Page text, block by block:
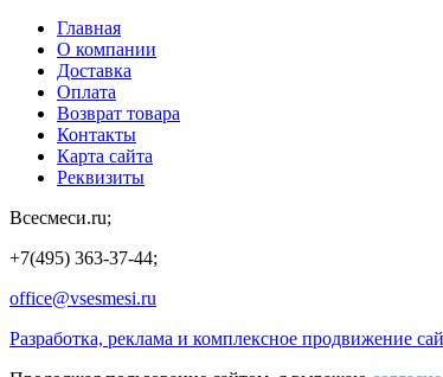
Главная
О компании
Доставка
Оплата
Возврат товара
Контакты
Карта сайта
Реквизиты
Всесмеси.ru;
+7(495) 363-37-44;
office@vsesmesi.ru
Разработка, реклама и комплексное продвижение